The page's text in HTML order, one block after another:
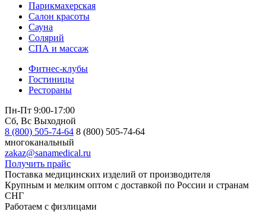
Парикмахерская
Салон красоты
Сауна
Солярий
СПА и массаж
Фитнес-клубы
Гостиницы
Рестораны
Пн-Пт 9:00-17:00
Сб, Вс Выходной
8 (800) 505-74-64 8 (800) 505-74-64
многоканальный
zakaz@sanamedical.ru
Получить прайс
Поставка медицинских изделий от производителя
Крупным и мелким оптом с доставкой по России и странам
СНГ
Работаем с физлицами